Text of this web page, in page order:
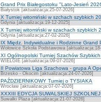
Grand Prix Białegostoku "Lato-Jesień
Białystok [aktualizacja:25-07-2026]
X Turniej witomiński w szchach szybkich
Gdynia [aktualizacja:19-12-2025]
X Turniej witomiński w szachach szybkich
Gdynia [aktualizacja:27-02-2026]
IX Międz. Indywidualne i Rodzinne Grand
Wołowice Szkoła Podstawowa
XI Ogólnopolski Turniej Szachów
WIELGIE [aktualizacja:09-07-2026]
II Powiatowa Liga Szachowa - grupa A
Brzesko - Okocim [aktualizacja:24-07-2026]
PAŹDZIERNIKOWY Turniej o TYSIAKA
Wrocław [aktualizacja:07-07-2026]
XXXIII EDYCJA SUWALSKIEJ
Suwałki Plaza [aktualizacja:21-07-2026]